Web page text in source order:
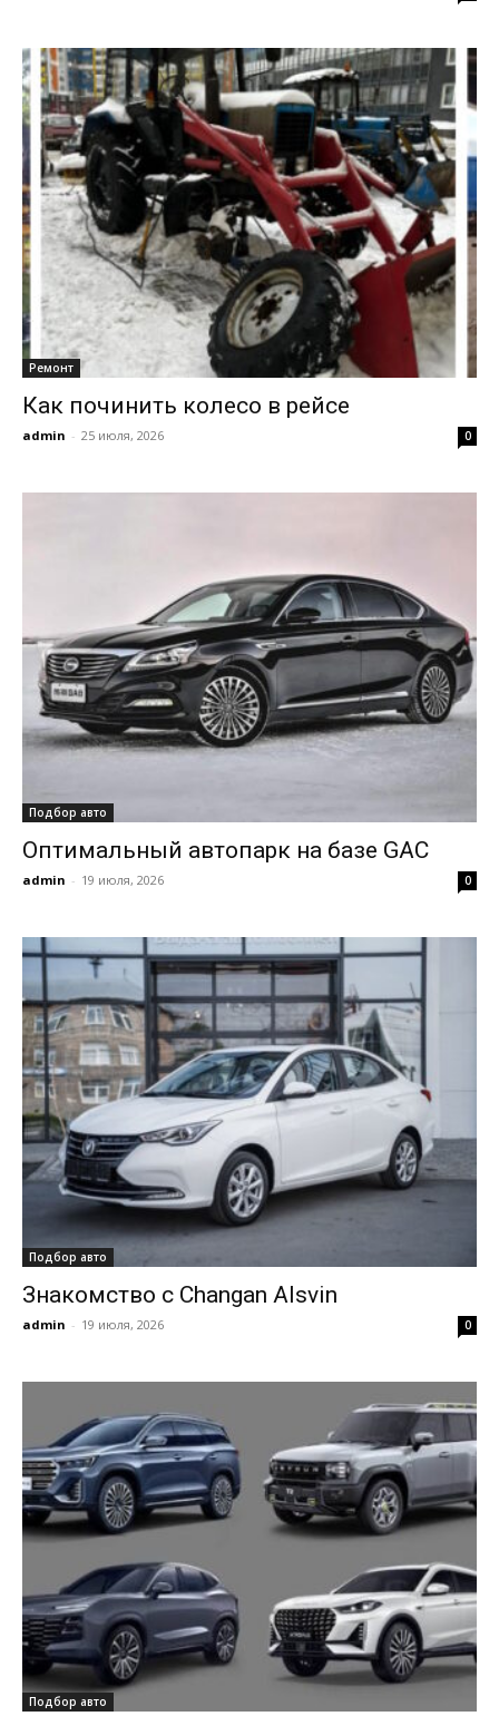
Ремонт
Как починить колесо в рейсе
admin - 25 июля, 2026 0
Подбор авто
Оптимальный автопарк на базе GAC
admin - 19 июля, 2026 0
Подбор авто
Знакомство с Changan Alsvin
admin - 19 июля, 2026 0
Подбор авто